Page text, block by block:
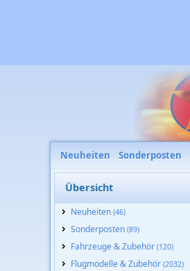
Neuheiten Sonderposten
Übersicht
Neuheiten (46)
Sonderposten (89)
Fahrzeuge & Zubehör (120)
Flugmodelle & Zubehör (2032)